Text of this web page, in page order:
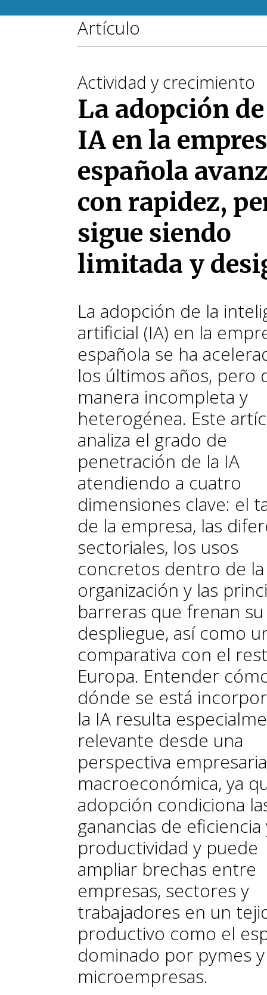
Artículo
Actividad y crecimiento
La adopción
IA en la
española
con rapidez,
sigue siendo
limitada y
La adopción de la
artificial (IA) en la
española se ha
los últimos años, pero
manera incompleta y
heterogénea. Este
analiza el grado de
penetración de la IA
atendiendo a cuatro
dimensiones clave: el
de la empresa, las
sectoriales, los usos
concretos dentro de la
organización y las
barreras que frenan su
despliegue, así como
comparativa con el
Europa. Entender
dónde se está
la IA resulta
relevante desde una
perspectiva
macroeconómica, ya
adopción condiciona
ganancias de eficiencia
productividad y puede
ampliar brechas entre
empresas, sectores y
trabajadores en un
productivo como el
dominado por pymes y
microempresas.